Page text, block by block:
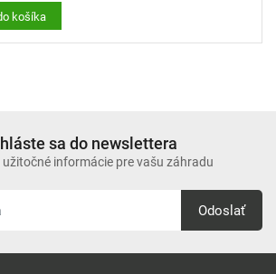
košíka
sa do newslettera
užitočné informácie pre vašu záhradu
Odoslať